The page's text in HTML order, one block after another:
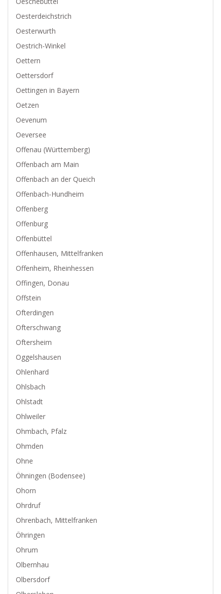
Oesterdeichstrich
Oesterwurth
Oestrich-Winkel
Oettern
Oettersdorf
Oettingen in Bayern
Oetzen
Oevenum
Oeversee
Offenau (Württemberg)
Offenbach am Main
Offenbach an der Queich
Offenbach-Hundheim
Offenberg
Offenburg
Offenbüttel
Offenhausen, Mittelfranken
Offenheim, Rheinhessen
Offingen, Donau
Offstein
Ofterdingen
Ofterschwang
Oftersheim
Oggelshausen
Ohlenhard
Ohlsbach
Ohlstadt
Ohlweiler
Ohmbach, Pfalz
Ohmden
Ohne
Öhningen (Bodensee)
Ohorn
Ohrdruf
Ohrenbach, Mittelfranken
Öhringen
Ohrum
Olbernhau
Olbersdorf